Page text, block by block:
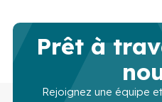
Prêt à
Rejoignez une équipe